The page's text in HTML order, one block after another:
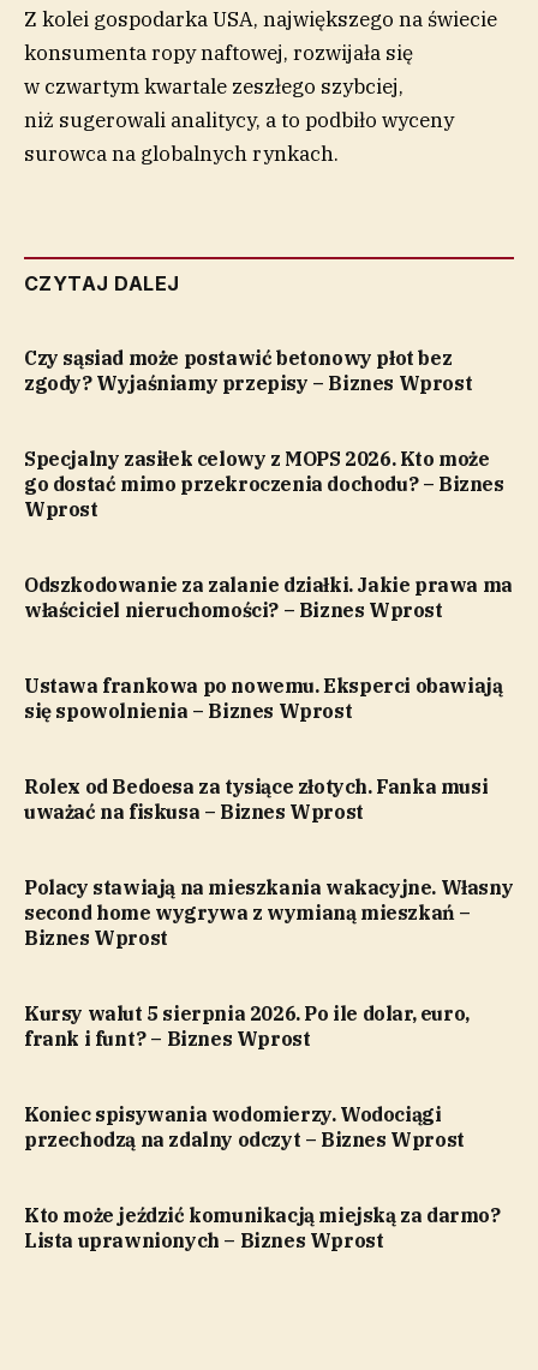
Z kolei gospodarka USA, największego na świecie
konsumenta ropy naftowej, rozwijała się
w czwartym kwartale zeszłego szybciej,
niż sugerowali analitycy, a to podbiło wyceny
surowca na globalnych rynkach.
CZYTAJ DALEJ
Czy sąsiad może postawić betonowy płot bez
zgody? Wyjaśniamy przepisy – Biznes Wprost
Specjalny zasiłek celowy z MOPS 2026. Kto może
go dostać mimo przekroczenia dochodu? – Biznes
Wprost
Odszkodowanie za zalanie działki. Jakie prawa ma
właściciel nieruchomości? – Biznes Wprost
Ustawa frankowa po nowemu. Eksperci obawiają
się spowolnienia – Biznes Wprost
Rolex od Bedoesa za tysiące złotych. Fanka musi
uważać na fiskusa – Biznes Wprost
Polacy stawiają na mieszkania wakacyjne. Własny
second home wygrywa z wymianą mieszkań –
Biznes Wprost
Kursy walut 5 sierpnia 2026. Po ile dolar, euro,
frank i funt? – Biznes Wprost
Koniec spisywania wodomierzy. Wodociągi
przechodzą na zdalny odczyt – Biznes Wprost
Kto może jeździć komunikacją miejską za darmo?
Lista uprawnionych – Biznes Wprost